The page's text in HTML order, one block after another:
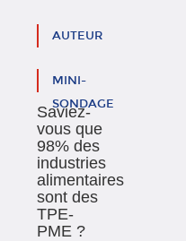
AUTEUR
MINI-
SONDAGE
Saviez-
vous que
98% des
industries
alimentaires
sont des
TPE-
PME ?